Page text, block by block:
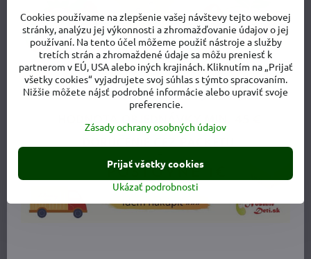
Viac z kategórie
Detské prechodné topánky
Dievčenské poltopánky
Barefoot
Dievčenské barefoot topánky
Cookies používame na zlepšenie vašej návštevy tejto webovej
stránky, analýzu jej výkonnosti a zhromažďovanie údajov o jej
používaní. Na tento účel môžeme použiť nástroje a služby
tretích strán a zhromaždené údaje sa môžu preniesť k
partnerom v EÚ, USA alebo iných krajinách. Kliknutím na „Prijať
všetky cookies“ vyjadrujete svoj súhlas s týmto spracovaním.
Nižšie môžete nájsť podrobné informácie alebo upraviť svoje
preferencie.
Zásady ochrany osobných údajov
Ukázať podrobnosti
Prijať všetky cookies